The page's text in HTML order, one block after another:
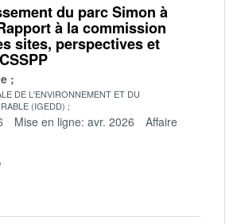
du parc Simon à
à la commission
sites, perspectives et
DE L'ENVIRONNEMENT ET DU
(IGEDD)
Mise en ligne: avr. 2026
Affaire